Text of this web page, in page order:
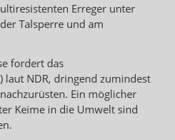
Erreger unter
Talsperre und am
fordert das
laut NDR, dringend zumindest
Ein möglicher
Keime in die Umwelt sind